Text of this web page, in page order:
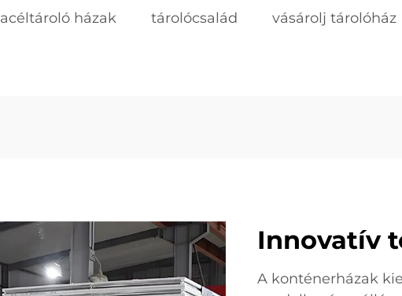
acéltároló házak tárolócsalád vásárolj tárolóház
Innovatív
A konténerházak